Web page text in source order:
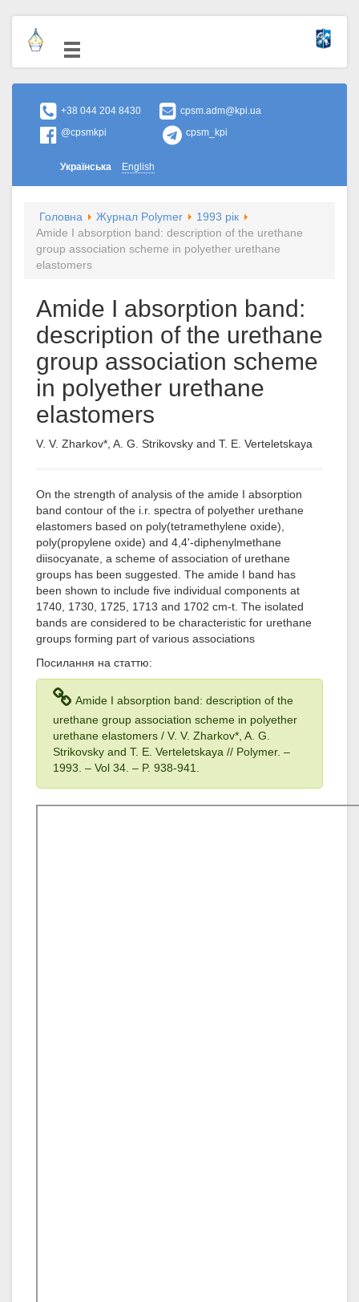
+38 044 204 8430
cpsm.adm@kpi.ua
@cpsmkpi
cpsm_kpi
Українська English
Головна Журнал Polymer
1993 рік
Amide I absorption band: description of the urethane
group association scheme in polyether urethane
elastomers
Amide I absorption band:
description of the urethane
group association scheme
in polyether urethane
elastomers
V. V. Zharkov*, A. G. Strikovsky and T. E. Verteletskaya
On the strength of analysis of the amide I absorption
band contour of the i.r. spectra of polyether urethane
elastomers based on poly(tetramethylene oxide),
poly(propylene oxide) and 4,4'-diphenylmethane
diisocyanate, a scheme of association of urethane
groups has been suggested. The amide I band has
been shown to include five individual components at
1740, 1730, 1725, 1713 and 1702 cm-t. The isolated
bands are considered to be characteristic for urethane
groups forming part of various associations
Посилання на статтю:
Amide I absorption band: description of the
urethane group association scheme in polyether
urethane elastomers / V. V. Zharkov*, A. G.
Strikovsky and T. E. Verteletskaya // Polymer. –
1993 . – Vol 34 . – P. 938-941.